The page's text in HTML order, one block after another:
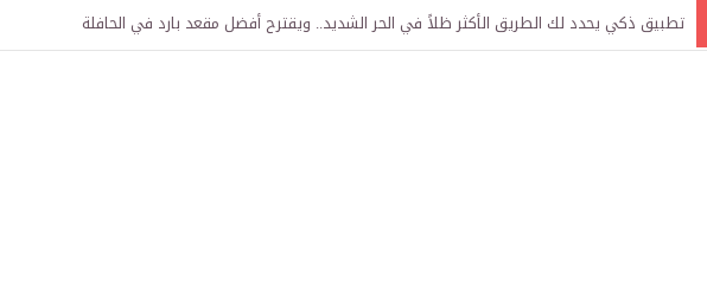
تركيا وسوريا توقعان اتفاقية لإنشاء “الجامعة السورية التركية” في دمشق.. منح دراسية واعتراف بالشهادات